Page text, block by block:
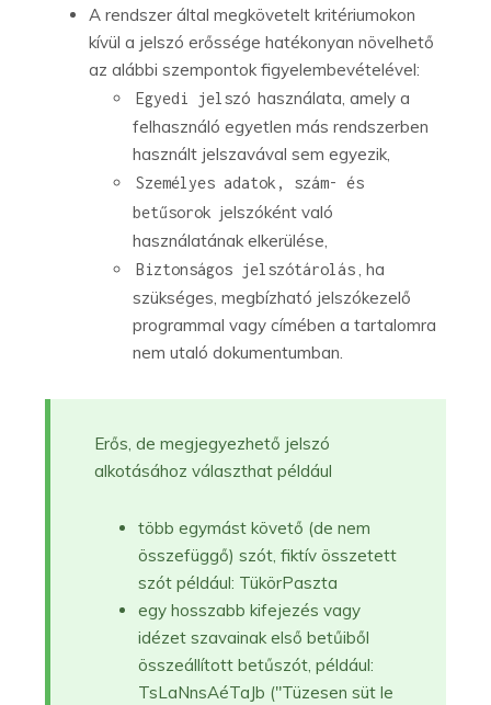
A rendszer által megkövetelt kritériumokon
kívül a jelszó erőssége hatékonyan növelhető
az alábbi szempontok figyelembevételével:
Egyedi jelszó használata, amely a
felhasználó egyetlen más rendszerben
használt jelszavával sem egyezik,
Személyes adatok, szám- és
betűsorok jelszóként való
használatának elkerülése,
Biztonságos jelszótárolás , ha
szükséges, megbízható jelszókezelő
programmal vagy címében a tartalomra
nem utaló dokumentumban.
Erős, de megjegyezhető jelszó
alkotásához választhat például
több egymást követő (de nem
összefüggő) szót, fiktív összetett
szót például: TükörPaszta
egy hosszabb kifejezés vagy
idézet szavainak első betűiből
összeállított betűszót, például:
TsLaNnsAéTaJb ("Tüzesen süt le